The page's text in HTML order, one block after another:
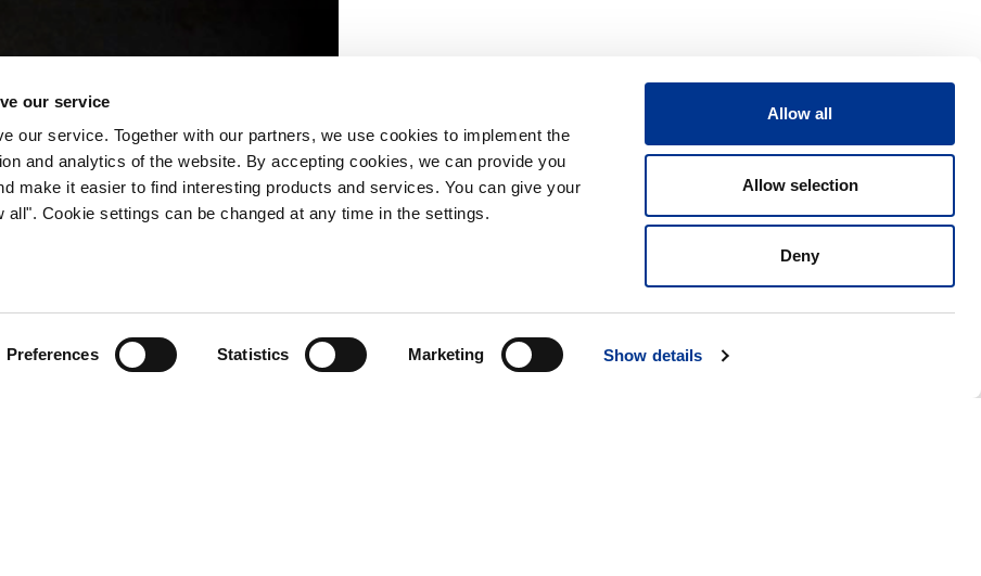
our service
our service. Together with our partners, we use cookies to implement the
and analytics of the website. By accepting cookies, we can provide you
make it easier to find interesting products and services. You can give your
Cookie settings can be changed at any time in the settings.
Preferences Statistics Marketing Show details
Allow all
Allow selection
Deny
MAIDOTON